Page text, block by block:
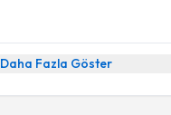
Daha Fazla Göster